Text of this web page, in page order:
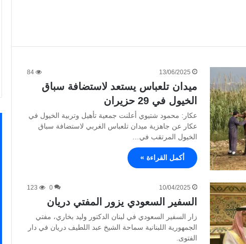
13/06/2025
84
ميدان تلعباس يستعد لاستضافة سباق
الخيول في 29 حزيران
عكار: محمود شتيوي أعلنت جمعية تأهيل وتربية الخيول في
عكار عن جاهزية ميدان تلعباس الغربي لاستضافة سباق
الخيول المرتقب في…
أكمل القراءة »
10/04/2025
0
123
السفير السعودي يزور المفتي دريان
زار السفير السعودي في لبنان الدكتور وليد بخاري، مفتي
الجمهورية اللبنانية سماحة الشيخ عبد اللطيف دريان في دار
الفتوى.